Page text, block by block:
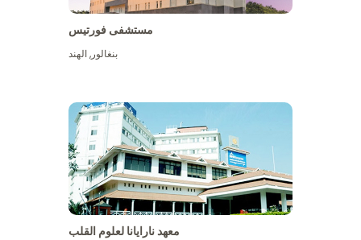
مستشفى فورتيس
بنغالور,الهند
معهد نارايانا لعلوم القلب